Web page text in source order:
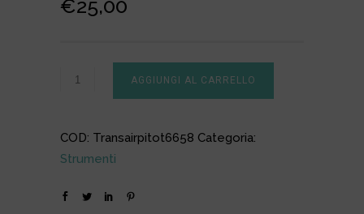
€25,00
AGGIUNGI AL CARRELLO
COD: Transairpitot6658 Categoria:
Strumenti